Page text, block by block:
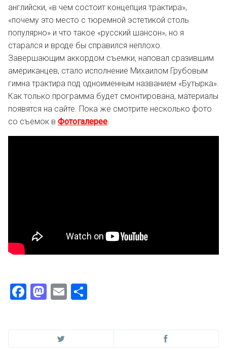
английски, «в чем состоит концепция трактира»,
«почему это место с тюремной эстетикой столь
популярно» и что такое «русский шансон», но я
старался и вроде бы справился неплохо.
Завершающим аккордом съемки, наповал сразившим
американцев, стало исполнение Михаилом Грубовым
гимна трактира под одноименным названием «Бутырка».
Как только программа будет смонтирована, материалы
появятся на сайте. Пока же смотрите несколько фото
со съемок в Фотогалерее.
Facebook
Mastodon
Email